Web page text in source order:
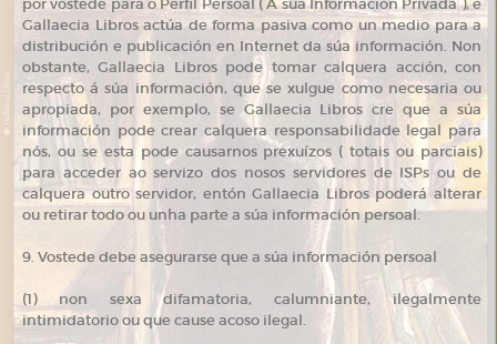
por vostede para o Perfil Persoal ( A súa Información Privada ), e
Gallaecia Libros actúa de forma pasiva como un medio para a
distribución e publicación en Internet da súa información. Non
obstante, Gallaecia Libros pode tomar calquera acción, con
respecto á súa información, que se xulgue como necesaria ou
apropiada, por exemplo, se Gallaecia Libros cre que a súa
información pode crear calquera responsabilidade legal para
nós, ou se esta pode causarnos prexuízos ( totais ou parciais)
para acceder ao servizo dos nosos servidores de ISPs ou de
calquera outro servidor, entón Gallaecia Libros poderá alterar
ou retirar todo ou unha parte a súa información persoal.
9. Vostede debe asegurarse que a súa información persoal
(1) non sexa difamatoria, calumniante, ilegalmente
intimidatorio ou que cause acoso ilegal.